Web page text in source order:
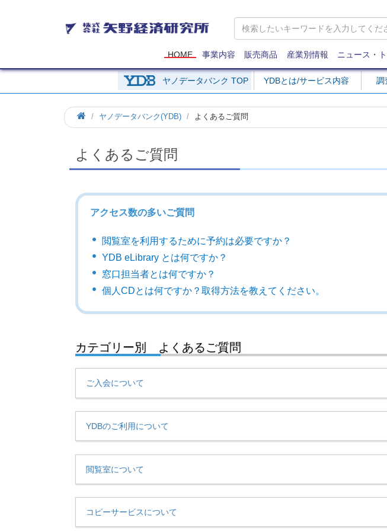
矢
野
研
究
所
HOME 事業内容 販売商品 産業別情報 ニュース・
ヤノデータバンク TOP YDBとは/サービス内容 調
ヤノデータバンク(YDB) よくあるご質問
よくあるご質問
アクセス数の多いご質問
閲覧室を利用するために予約は必要ですか？
YDB eLibrary とは何ですか？
窓口担当者とは何ですか？
個人CDとは何ですか？取得方法を教えてください。
カテゴリー別 よくあるご質問
ご入会について
YDBのご利用について
閲覧室について
コピーサービスについて